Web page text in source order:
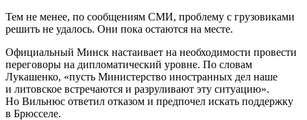
Тем не менее, по сообщениям СМИ, проблему с грузовиками
решить не удалось. Они пока остаются на месте.
Официальный Минск настаивает на необходимости провести
переговоры на дипломатический уровне. По словам
Лукашенко, «пусть Министерство иностранных дел наше
и литовское встречаются и разруливают эту ситуацию».
Но Вильнюс ответил отказом и предпочел искать поддержку
в Брюсселе.